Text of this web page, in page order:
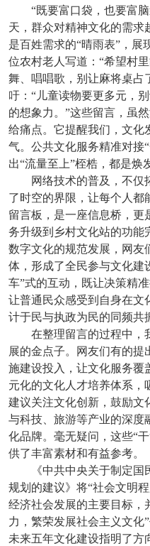
“既要富口袋，也要富
天，群众对精神文化的需求
是百姓需求的“晴雨表”，展
位农村老人写道：“希望村
舞、唱唱歌，别让麻将桌占
吁：“儿童读物要更多元，
的想象力。”这些留言，虽
给痛点。它提醒我们，文化
气。公共文化服务精准对接
出“流量至上”桎梏，都是焕
网络技术的普及，不仅
了时空的界限，让每个人都
留言板，是一座信息桥，更
务升级到乡村文化站的功能
数字文化的规范发展，网友
体，形成了全民参与文化建
车”式的互动，既让决策精
让普通民众感受到自身在文
计于民与执政为民的同频共
在整理留言的过程中，
展的金点子。网友们有的提
施建设投入，让文化服务覆
元化的文化人才培养体系，
建议关注文化创新，鼓励文
与科技、旅游等产业的深度
化品牌。毫无疑问，这些“
供了丰富素材和有益参考。
《中共中央关于制定
规划的建议》将“社会文明
经济社会发展的主要目标，
力，繁荣发展社会主义文化
未来五年文化建设指明了方